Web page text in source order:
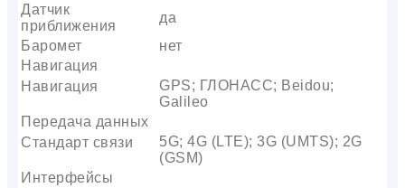
Датчик
приближения
да
Баромет
нет
Навигация
Навигация
GPS; ГЛОНАСС; Beidou;
Galileo
Передача данных
Стандарт связи
5G; 4G (LTE); 3G (UMTS); 2G
(GSM)
Интерфейсы